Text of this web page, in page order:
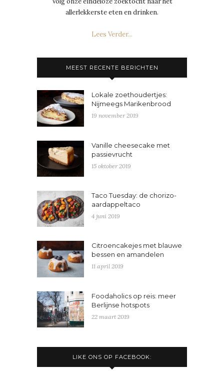
allerlekkerste eten en drinken.
Lees Verder...
MEEST RECENTE BERICHTEN
Lokale zoethoudertjes:
Nijmeegs Marikenbrood
19 november 2019
Vanille cheesecake met
passievrucht
15 oktober 2019
Taco Tuesday: de chorizo-
aardappeltaco
4 juni 2019
Citroencakejes met blauwe
bessen en amandelen
11 april 2019
Foodaholics op reis: meer
Berlijnse hotspots
22 maart 2019
LIKE ONS OP FACEBOOK: